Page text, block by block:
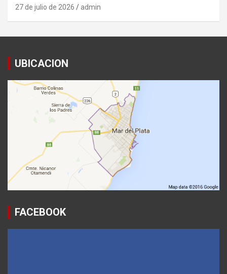
27 de julio de 2026 admin
UBICACION
FACEBOOK